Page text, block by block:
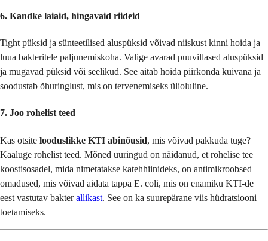
6. Kandke laiaid, hingavaid riideid
Tight püksid ja sünteetilised aluspüksid võivad niiskust kinni hoida ja
luua bakteritele paljunemiskoha. Valige avarad puuvillased aluspüksid
ja mugavad püksid või seelikud. See aitab hoida piirkonda kuivana ja
soodustab õhuringlust, mis on tervenemiseks ülioluline.
7. Joo rohelist teed
Kas otsite looduslikke KTI abinõusid, mis võivad pakkuda tuge?
Kaaluge rohelist teed. Mõned uuringud on näidanud, et rohelise tee
koostisosadel, mida nimetatakse katehhiinideks, on antimikroobsed
omadused, mis võivad aidata tappa E. coli, mis on enamiku KTI-de
eest vastutav bakterallikast. See on ka suurepärane viis hüdratsiooni
toetamiseks.